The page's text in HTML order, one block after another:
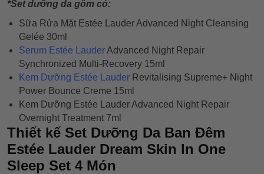
*Set dưỡng da gồm có:
Sữa Rửa Mặt Estée Lauder Advanced Night Cleansing
Gelée 30ml
Serum Estée LauderAdvanced Night Repair
Synchronized Multi-Recovery 15ml
Kem Dưỡng Estée Lauder Revitalising Supreme+ Night
Power Bounce Creme 15ml
Kem Dưỡng Estée Lauder Advanced Night Repair
Overnight Treatment 7ml
Thiết kế Set Dưỡng Da Ban Đêm
Estée Lauder Dream Skin In One
Sleep Set 4 Món